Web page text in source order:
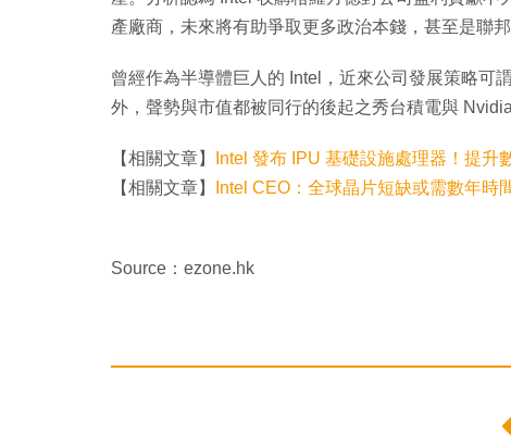
產廠商，未來將有助爭取更多政治本錢，甚至是聯邦
曾經作為半導體巨人的 Intel，近來公司發展策略可
外，聲勢與市值都被同行的後起之秀台積電與 Nvidia
【相關文章】
Intel 發布 IPU 基礎設施處理器！提升
【相關文章】
Intel CEO：全球晶片短缺或需數年時
Source：ezone.hk